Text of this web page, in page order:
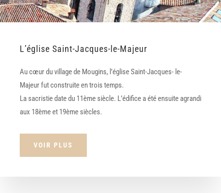
L’église Saint-Jacques-le-Majeur
Au cœur du village de Mougins, l’église Saint-Jacques- le-
Majeur fut construite en trois temps.
La sacristie date du 11ème siècle. L’édifice a été ensuite agrandi
aux 18ème et 19ème siècles.
VOIR PLUS